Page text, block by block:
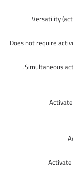
Versatility
Does not require
Simultaneous